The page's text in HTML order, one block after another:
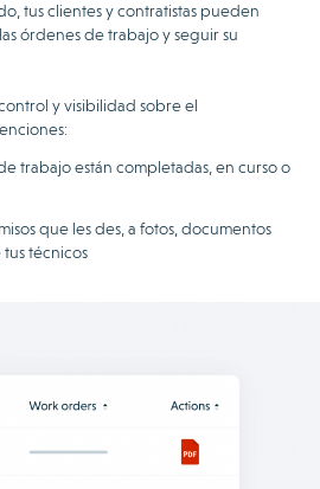
tus clientes y contratistas pueden
órdenes de trabajo y seguir su
y visibilidad sobre el
trabajo están completadas, en curso o
que les des, a fotos, documentos
técnicos